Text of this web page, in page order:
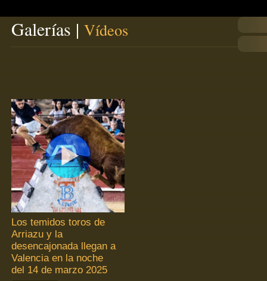
Galerías | Vídeos
Los temidos toros de
Arriazu y la
desencajonada llegan a
Valencia en la noche
del 14 de marzo 2025